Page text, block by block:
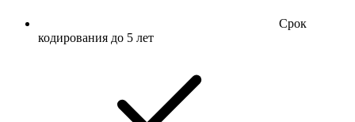
Срок
кодирования до 5 лет